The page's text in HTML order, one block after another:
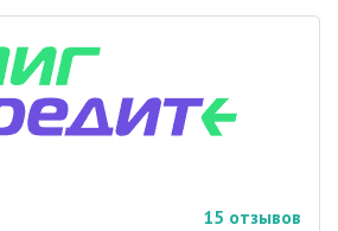
15 отзывов